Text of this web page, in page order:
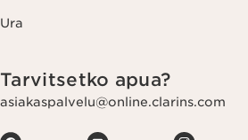
Ura
Tarvitsetko apua?
asiakaspalvelu@online.clarins.com